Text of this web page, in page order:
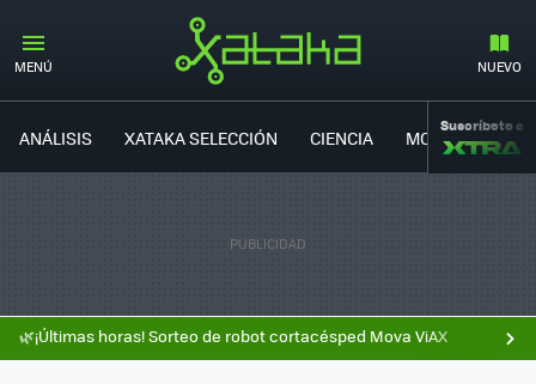
MENÚ NUEVO
ANÁLISIS XATAKA SELECCIÓN CIENCIA MOVILIDAD
Suscríbete a
🌿¡Últimas horas! Sorteo de robot cortacésped Mova ViAX